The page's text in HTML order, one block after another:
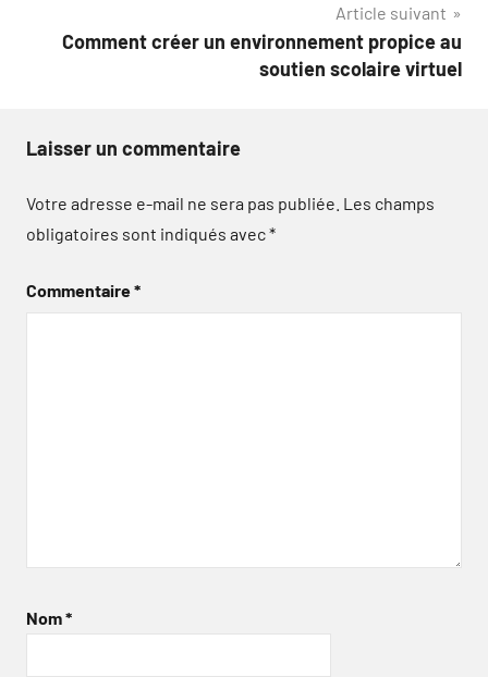
Article suivant
Comment créer un environnement propice au
soutien scolaire virtuel
Laisser un commentaire
Votre adresse e-mail ne sera pas publiée. Les champs
obligatoires sont indiqués avec*
Commentaire*
Nom*